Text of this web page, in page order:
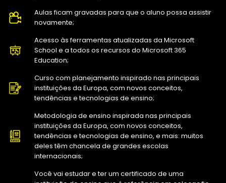
Aulas ficam gravadas para que o aluno possa assistir
novamente;
Acesso às ferramentas atualizadas da Microsoft
School e a todos os recursos do Microsoft 365
Education;
Curso com planejamento inspirado nas principais
instituições da Europa, com novos conceitos,
tendências e tecnologias de ensino;
Metodologia de ensino inspirada nas principais
instituições da Europa, com novos conceitos,
tendências e tecnologias de ensino, e mais: muitos
deles têm chancela de grandes escolas
internacionais;
Você vai estudar e ter um certificado de uma